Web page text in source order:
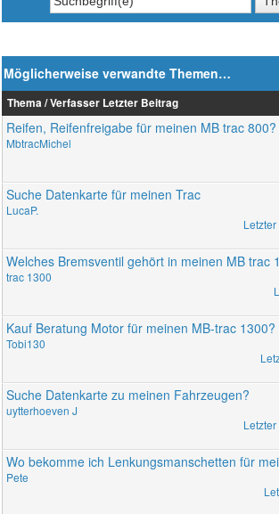
Möglicherweise verwandte Themen…
Thema / Verfasser Letzter Beitrag
Reifen, Reifenfreigabe für meinen MB trac 800?
MbtracMichel
Suche Datenkarte für meinen Trac
LucaP.
Welches Bremsventil gehört in meinen MB trac
trac 1300
Kauf Beratung Motor für meinen MB-trac 1300?
Tobi130
Suche Datenkarte zu meinen Fahrzeugen?
uytterhoeven J
Wo bekomme ich Lenkungsmanschetten für
Pete